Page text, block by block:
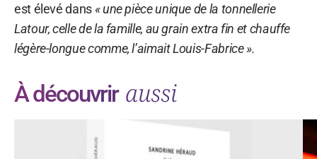
est élevé dans« une pièce unique de la tonnellerie
Latour, celle de la famille, au grain extra fin et chauffe
légère-longue comme, l’aimait Louis-Fabrice ».
À découvrir aussi